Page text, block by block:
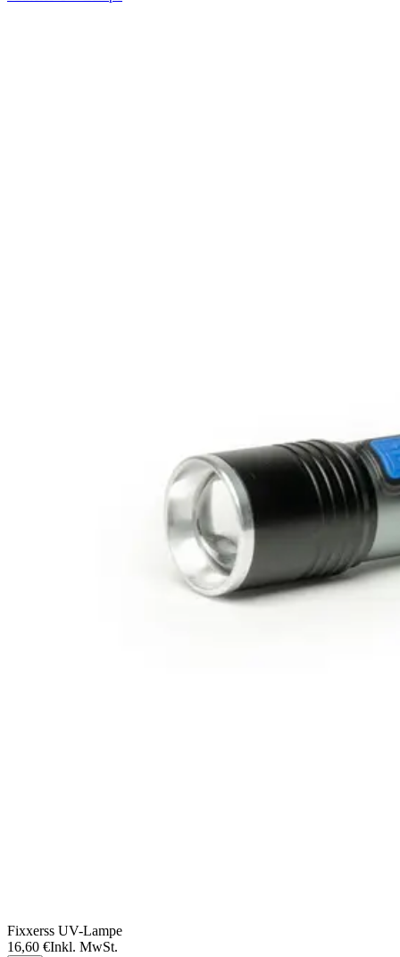
Fixxerss UV-Lampe
16,60 €Inkl. MwSt.